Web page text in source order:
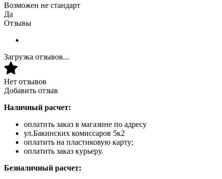
Возможен не стандарт
Да
Отзывы
Загрузка отзывов...
Нет отзывов
Добавить отзыв
Наличный расчет:
оплатить заказ в магазине по адресу
ул.Бакинских комиссаров 5к2
оплатить на пластиковую карту;
оплатить заказ курьеру.
Безналичный расчет: